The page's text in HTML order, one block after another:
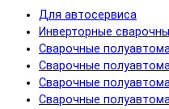
Для автосервиса
Инверторные
Сварочные
Сварочные
Сварочные
Сварочные